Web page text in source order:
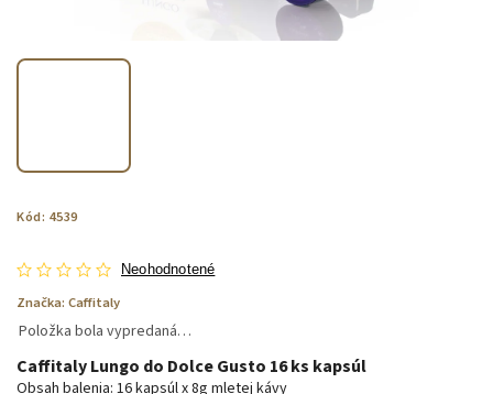
Kód: 4539
Neohodnotené
Značka: Caffitaly
Položka bola vypredaná…
Caffitaly Lungo do Dolce Gusto 16 ks kapsúl
Obsah balenia: 16 kapsúl x 8g mletej kávy